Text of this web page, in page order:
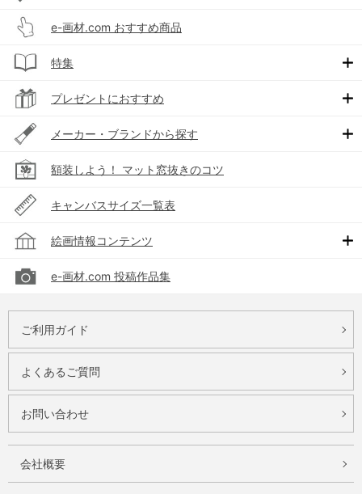
e-画材.com おすすめ商品
特集
プレゼントにおすすめ
メーカー・ブランドから探す
額装しよう！ マット窓抜きのコツ
キャンバスサイズ一覧表
絵画情報コンテンツ
e-画材.com 投稿作品集
ご利用ガイド
よくあるご質問
お問い合わせ
会社概要